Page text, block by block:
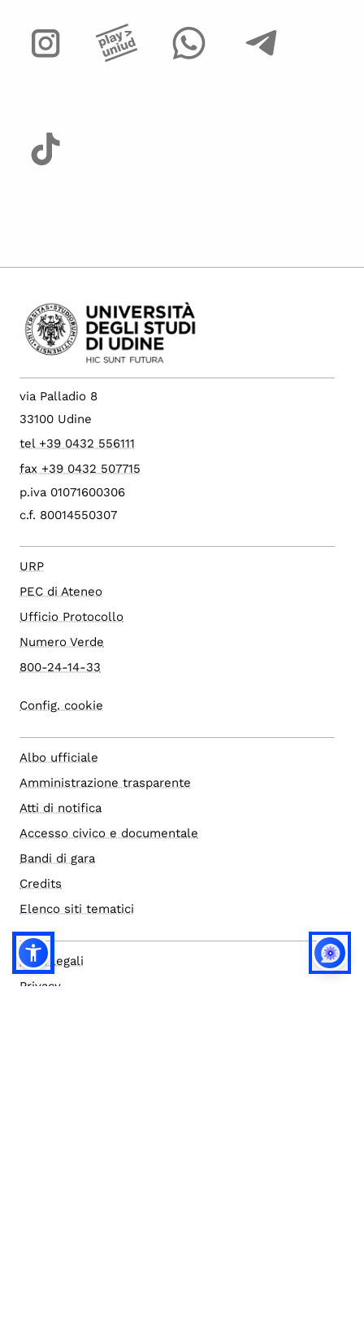
via Palladio 8
33100 Udine
tel +39 0432 556111
fax +39 0432 507715
p.iva 01071600306
c.f. 80014550307
URP
PEC di Ateneo
Ufficio Protocollo
Numero Verde
800-24-14-33
Config. cookie
Albo ufficiale
Amministrazione trasparente
Atti di notifica
Accesso civico e documentale
Bandi di gara
Credits
Elenco siti tematici
Note legali
Privacy